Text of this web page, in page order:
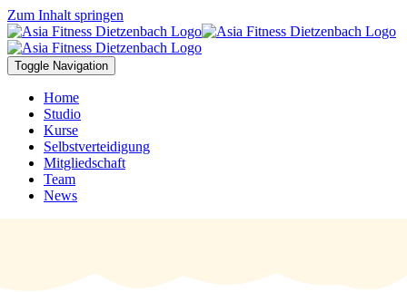
Zum Inhalt springen
Toggle Navigation
Home
Studio
Kurse
Selbstverteidigung
Mitgliedschaft
Team
News